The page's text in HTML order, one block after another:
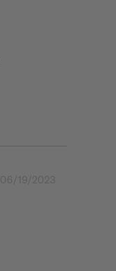
06/19/2023